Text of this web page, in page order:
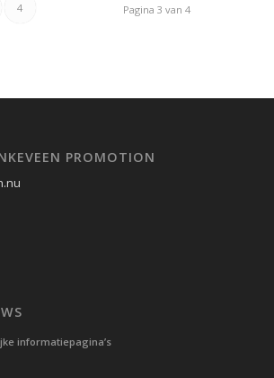
Pagina 3 van 4
4
PROMOTION
informatiepagina’s